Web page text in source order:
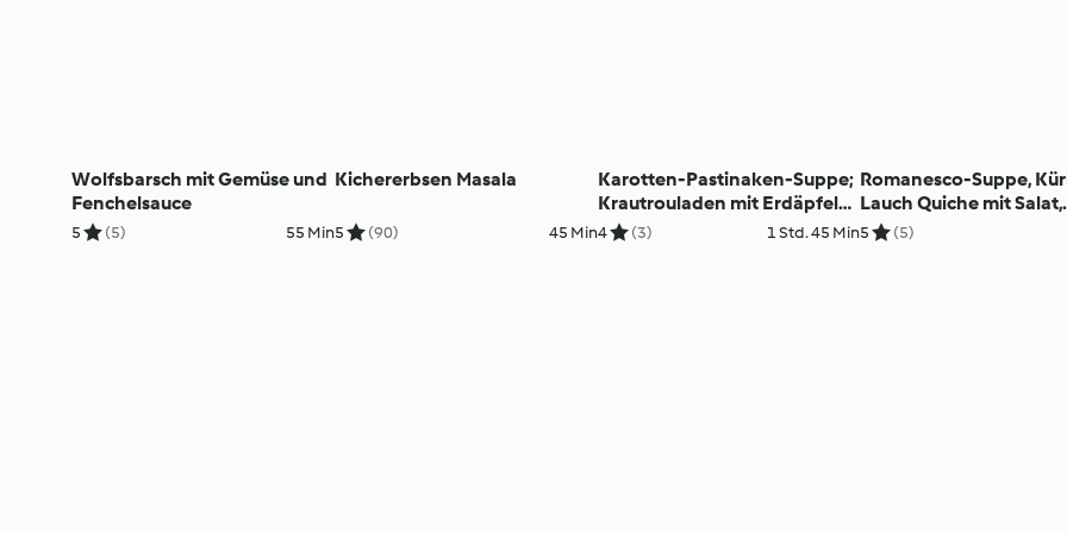
Wolfsbarsch mit Gemüse und
Fenchelsauce
5 (5) 55 Min
Kichererbsen Masala
5 (90) 45 Min
Karotten-Pastinaken-Suppe;
Krautrouladen mit Erdäpfeln
und Weißweinsauce
4 (3) 1 Std. 45 Min
Romanesco-Suppe,
Lauch Quiche mit Salat,
Lebkuchenmousse mit
5 (5)